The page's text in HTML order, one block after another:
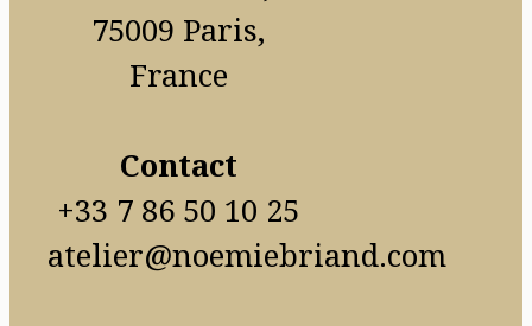
75009 Paris,
France
Contact
+33 7 86 50 10 25
atelier@noemiebriand.com